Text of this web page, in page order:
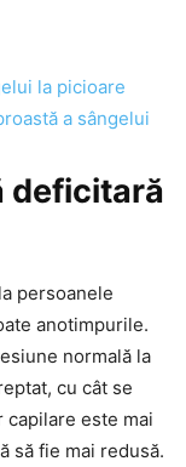
la picioare
a sângelui
deficitară
persoanele
anotimpurile.
normală la
cu cât se
capilare este mai
să fie mai redusă.